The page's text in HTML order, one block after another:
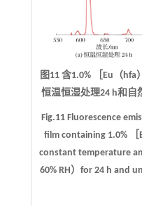
图11 含1.0% ［Eu（hfa）
恒温恒湿处理24 h和自
Fig.11 Fluorescence
film containing 1.0%
constant temperature
60% RH）for 24 h and